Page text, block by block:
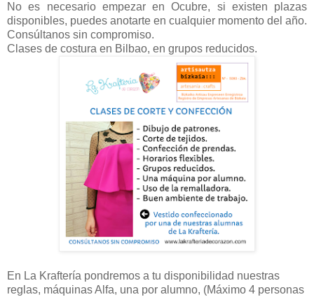
No es necesario empezar en Ocubre, si existen plazas
disponibles, puedes anotarte en cualquier momento del año.
Consúltanos sin compromiso.
Clases de costura en Bilbao, en grupos reducidos.
En La Kraftería pondremos a tu disponibilidad nuestras
reglas, máquinas Alfa, una por alumno, (Máximo 4 personas